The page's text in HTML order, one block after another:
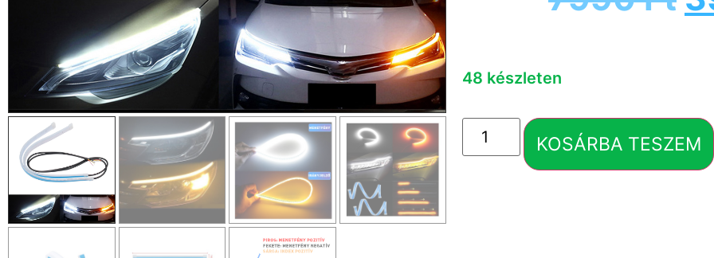
48 készleten
KOSÁRBA TESZEM